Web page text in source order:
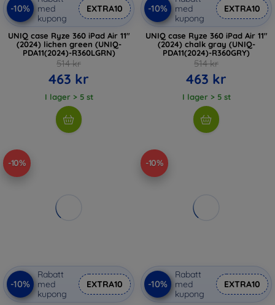
-10%
med
kupong
EXTRA10
UNIQ case Ryze 360 ​​iPad Air 11"
(2024) lichen green (UNIQ-
PDA11(2024)-R360LGRN)
514 kr
463 kr
I lager > 5 st
-10%
med
kupong
EXTRA10
UNIQ case Ryze 360 ​​iPad Air 11"
(2024) chalk gray (UNIQ-
PDA11(2024)-R360GRY)
514 kr
463 kr
I lager > 5 st
-10%
-10%
Rabatt
med
kupong
EXTRA10
-10%
-10%
Rabatt
med
kupong
EXTRA10